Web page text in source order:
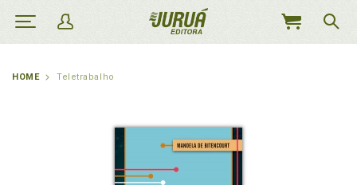
MEU
HOME Teletrabalho